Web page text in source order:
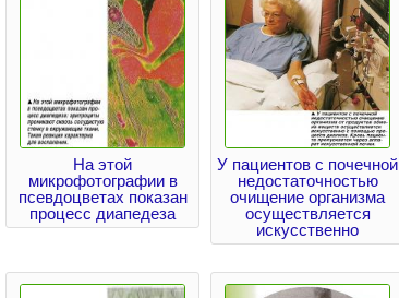
На этой
микрофотографии в
псевдоцветах показан
процесс диапедеза
У пациентов с почечной
недостаточностью
очищение организма
осуществляется
искусственно